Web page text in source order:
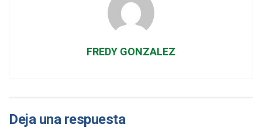
FREDY GONZALEZ
Deja una respuesta